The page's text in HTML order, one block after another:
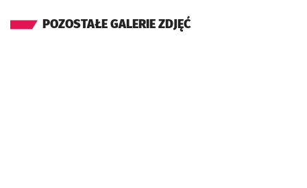
POZOSTAŁE GALERIE ZDJĘĆ